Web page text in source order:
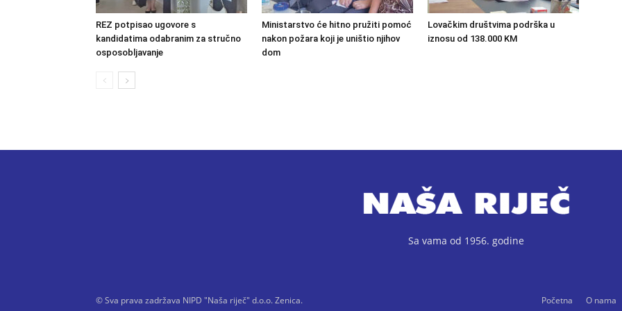
REZ potpisao ugovore s
kandidatima odabranim za stručno
osposobljavanje
Ministarstvo će hitno pružiti pomoć
nakon požara koji je uništio njihov
dom
Lovačkim društvima podrška u
iznosu od 138.000 KM
Sa vama od 1956. godine
Početna O nama
© Sva prava zadržava NIPD "Naša riječ" d.o.o. Zenica.